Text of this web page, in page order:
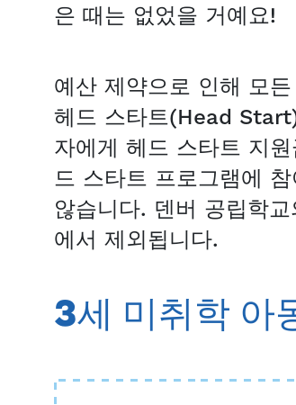
은 때는 없었을 거예요!
예산 제약으로 인해 모
헤드 스타트(Head
자에게 헤드 스타트 지
드 스타트 프로그램에
않습니다. 덴버 공립학
에서 제외됩니다.
3세 미취학 아